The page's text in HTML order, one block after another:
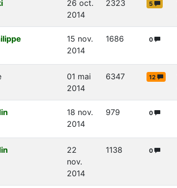
26 oct.
2014
2323 5
15 nov.
2014
1686 0
01 mai
2014
6347 12
18 nov.
2014
979 0
22
nov.
2014
1138 0